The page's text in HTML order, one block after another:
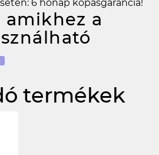
6 hónap kopásgarancia!
amikhez a
termékek